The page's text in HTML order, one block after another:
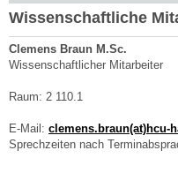
Wissenschaftliche
Clemens Braun M.Sc.
Wissenschaftlicher Mitarbeiter
Raum: 2 110.1
E-Mail: clemens.braun(at)hcu-
Sprechzeiten nach